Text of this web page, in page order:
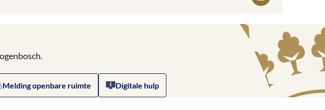
Melding openbare ruimte Digitale hulp